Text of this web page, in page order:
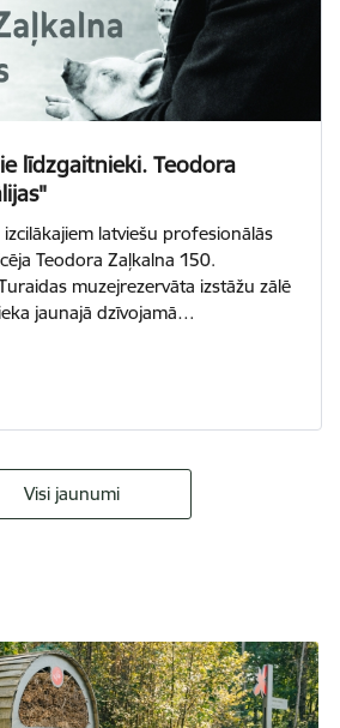
līdzgaitnieki. Teodora
latviešu profesionālās
Teodora Zaļkalna 150.
muzejrezervāta izstāžu zālē
jaunajā dzīvojamā…
Visi jaunumi
kalpones-lizes-istaba-galerija
parks - Galerija /lv/galerija/turaidas-